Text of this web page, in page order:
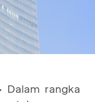
Dalam rangka